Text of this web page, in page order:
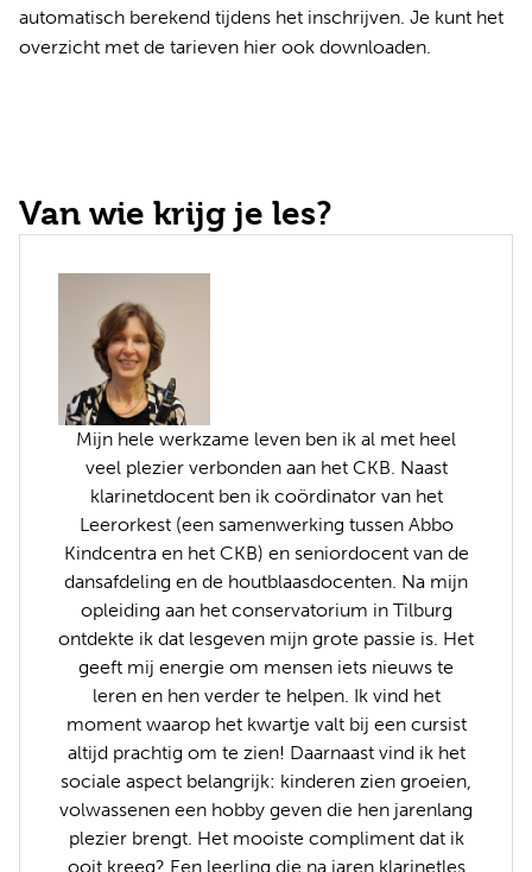
automatisch berekend tijdens het inschrijven. Je kunt het
overzicht met de tarieven hier ook downloaden.
Van wie krijg je les?
Mijn hele werkzame leven ben ik al met heel
veel plezier verbonden aan het CKB. Naast
klarinetdocent ben ik coördinator van het
Leerorkest (een samenwerking tussen Abbo
Kindcentra en het CKB) en seniordocent van de
dansafdeling en de houtblaasdocenten. Na mijn
opleiding aan het conservatorium in Tilburg
ontdekte ik dat lesgeven mijn grote passie is. Het
geeft mij energie om mensen iets nieuws te
leren en hen verder te helpen. Ik vind het
moment waarop het kwartje valt bij een cursist
altijd prachtig om te zien! Daarnaast vind ik het
sociale aspect belangrijk: kinderen zien groeien,
volwassenen een hobby geven die hen jarenlang
plezier brengt. Het mooiste compliment dat ik
ooit kreeg? Een leerling die na jaren klarinetles